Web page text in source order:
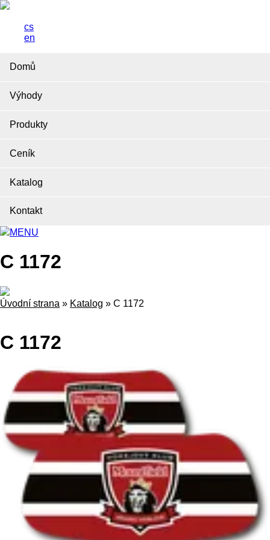
cs
en
Domů
Výhody
Produkty
Ceník
Katalog
Kontakt
MENU
C 1172
Úvodní strana » Katalog » C 1172
C 1172